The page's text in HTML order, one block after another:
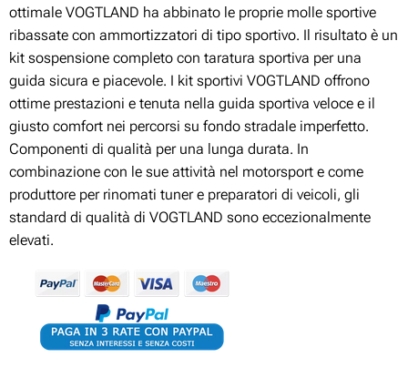
ottimale VOGTLAND ha abbinato le proprie molle sportive
ribassate con ammortizzatori di tipo sportivo. Il risultato è un
kit sospensione completo con taratura sportiva per una
guida sicura e piacevole. I kit sportivi VOGTLAND offrono
ottime prestazioni e tenuta nella guida sportiva veloce e il
giusto comfort nei percorsi su fondo stradale imperfetto.
Componenti di qualità per una lunga durata. In
combinazione con le sue attività nel motorsport e come
produttore per rinomati tuner e preparatori di veicoli, gli
standard di qualità di VOGTLAND sono eccezionalmente
elevati.